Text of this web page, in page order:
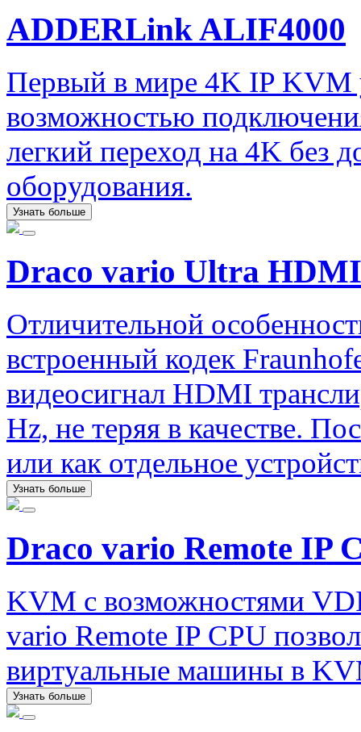
ADDERLink ALIF4000
Первый в мире 4K IP KVM
возможностью
легкий переход на 4K без
оборудования.
Узнать больше
Draco vario Ultra
Отличительной
встроенный кодек
видеосигнал HDMI
Hz, не теряя в качестве.
или как отдельное
Узнать больше
Draco vario Remote IP
KVM с возможностями
vario Remote IP CPU
виртуальные машины в
Узнать больше